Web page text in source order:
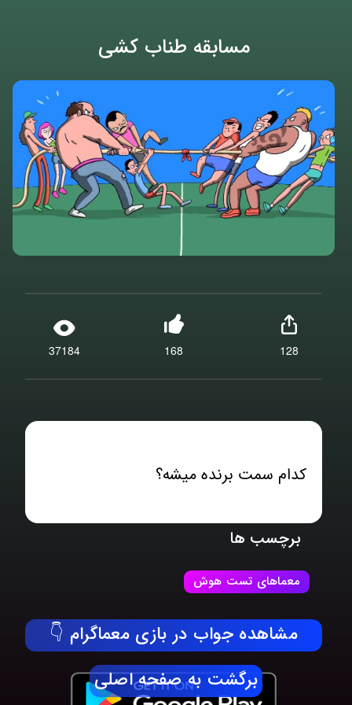
مسابقه طناب کشی
37184 168 128
کدام سمت برنده میشه؟
برچسب ها
معماهای تست هوش
مشاهده جواب در بازی معماگرام 👇
برگشت به صفحه اصلی